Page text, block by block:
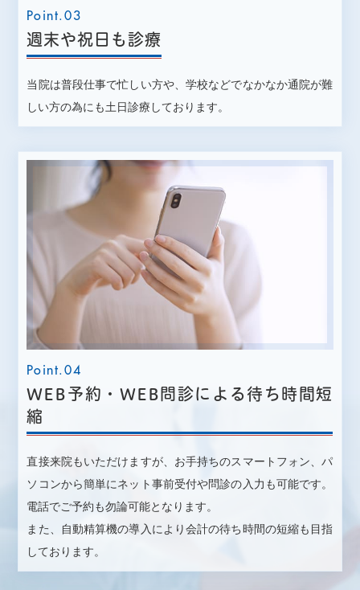
Point.03
週末や祝日も診療
当院は普段仕事で忙しい方や、学校などでなかなか通院が難
しい方の為にも土日診療しております。
Point.04
WEB予約・WEB問診による待ち時間短
縮
直接来院もいただけますが、お手持ちのスマートフォン、パ
ソコンから簡単にネット事前受付や問診の入力も可能です。
電話でご予約も勿論可能となります。
また、自動精算機の導入により会計の待ち時間の短縮も目指
しております。